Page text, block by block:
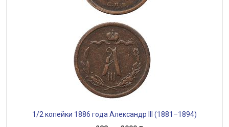
1/2 копейки 1886 года Александр III (1881–1894)